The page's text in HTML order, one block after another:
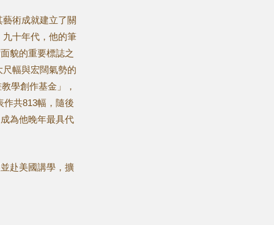
術成就建立了關
十年代，他的筆
貌的重要標誌之
幅與宏闊氣勢的
學創作基金」，
作共813幅，隨後
為他晚年最具代
赴美國講學，擴